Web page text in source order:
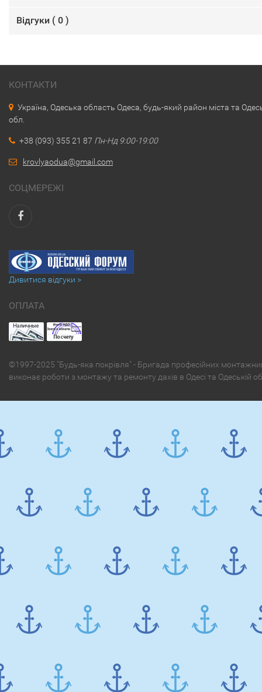
Відгуки ( 0 )
КОНТАКТИ
Україна, Одеська область Одеса, будь-який район міста та
обл.
+38 (093) 355 21 87 Пн-Нд 9:00-19:00
krovlyaodua@gmail.com
СОЦМЕРЕЖІ
Дивитися відгуки >
ОПЛАТА
©1997-2025 "Будь-яка покрівля" - Бригада професійних
виконає роботи з монтажу та ремонту дахів в Одесі та Одеській